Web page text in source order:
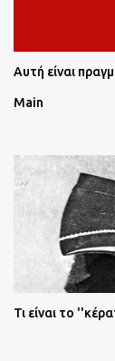
Αυτή είναι
Main
Τι είναι το